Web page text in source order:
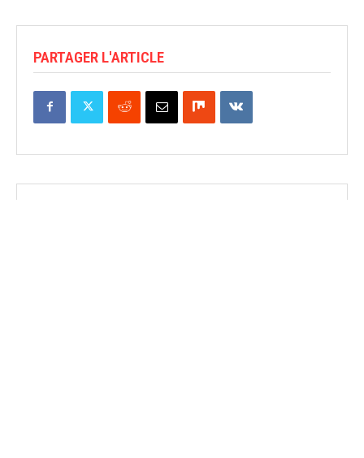
PARTAGER L'ARTICLE